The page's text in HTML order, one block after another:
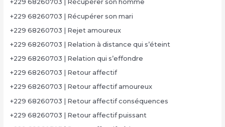
+229 68260703 | Récupérer son homme
+229 68260703 | Récupérer son mari
+229 68260703 | Rejet amoureux
+229 68260703 | Relation à distance qui s’éteint
+229 68260703 | Relation qui s’effondre
+229 68260703 | Retour affectif
+229 68260703 | Retour affectif amoureux
+229 68260703 | Retour affectif conséquences
+229 68260703 | Retour affectif puissant